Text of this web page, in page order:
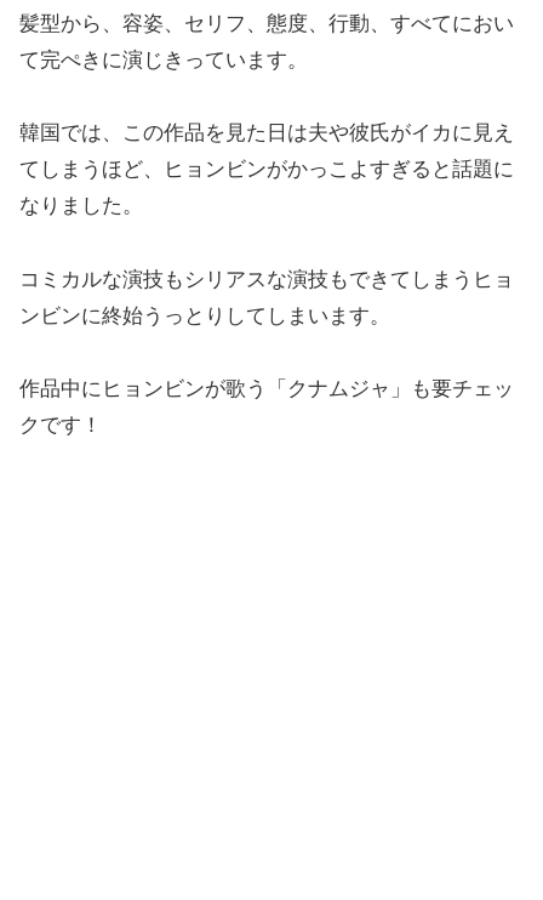
髪型から、容姿、セリフ、態度、行動、すべてにおい
て完ぺきに演じきっています。
韓国では、この作品を見た日は夫や彼氏がイカに見え
てしまうほど、ヒョンビンがかっこよすぎると話題に
なりました。
コミカルな演技もシリアスな演技もできてしまうヒョ
ンビンに終始うっとりしてしまいます。
作品中にヒョンビンが歌う「クナムジャ」も要チェッ
クです！